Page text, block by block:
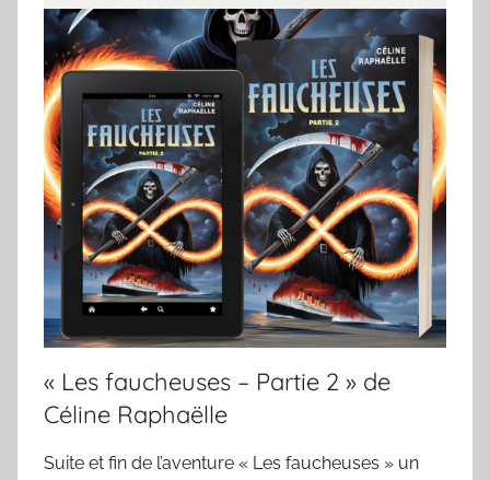
« Les faucheuses – Partie 2 » de
Céline Raphaëlle
Suite et fin de l’aventure « Les faucheuses » un